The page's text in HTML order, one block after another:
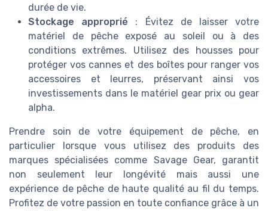
durée de vie.
Stockage approprié : Évitez de laisser votre
matériel de pêche exposé au soleil ou à des
conditions extrêmes. Utilisez des housses pour
protéger vos cannes et des boîtes pour ranger vos
accessoires et leurres, préservant ainsi vos
investissements dans le matériel gear prix ou gear
alpha.
Prendre soin de votre équipement de pêche, en
particulier lorsque vous utilisez des produits des
marques spécialisées comme Savage Gear, garantit
non seulement leur longévité mais aussi une
expérience de pêche de haute qualité au fil du temps.
Profitez de votre passion en toute confiance grâce à un